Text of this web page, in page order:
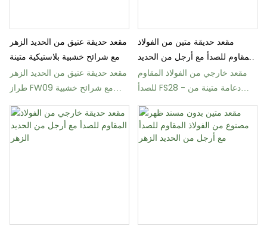
مقعد حديقة عتيق من الحديد الزهر
مع شرائح خشبية بلاستيكية متينة
مقعد حديقة عتيق من الحديد الزهر
طراز FW09 مع شرائح خشبية
متينة
مقعد حديقة متين من الفولاذ
المقاوم للصدأ مع أرجل من الحديد
الزهر
مقعد خارجي من الفولاذ المقاوم
للصدأ FS28 - دعامة متينة من
الحديد الزهر